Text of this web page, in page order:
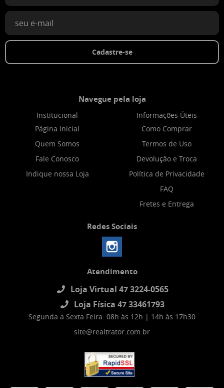
Cadastre-se
Navegue pela loja
Institucional
Página Inicial
Quem Somos
Fale Conosco
Indique nossa Loja
Informações Úteis
Como Comprar
Termos de Uso
Devolução e Troca
Política de Privacidade
FAQ
Fretes e Entrega
Redes Sociais
Atendimento
Loja Virtual 47 3224-0565
Loja Física 47 33461793
Segunda a Sexta Feira: 08h às 12h | 14h às 17h30
site@realtrator.com.br